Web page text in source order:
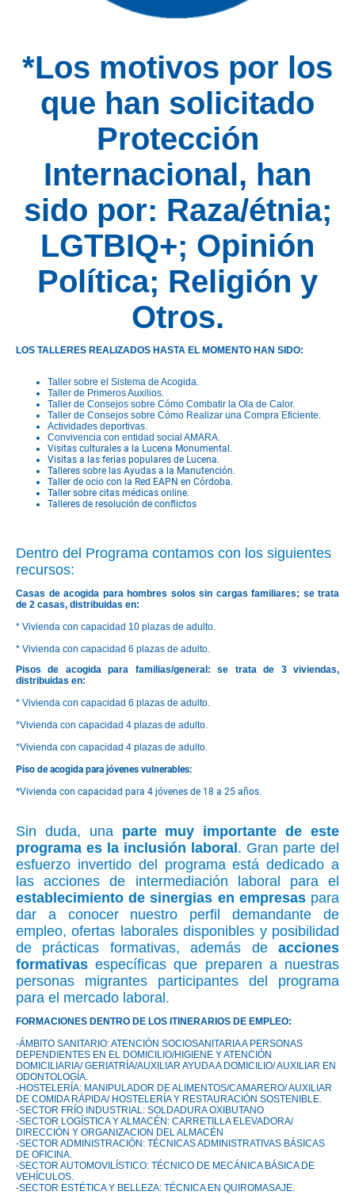
*Los motivos por los
que han solicitado
Protección
Internacional, han
sido por: Raza/étnia;
LGTBIQ+; Opinión
Política; Religión y
Otros.
LOS TALLERES REALIZADOS HASTA EL MOMENTO HAN SIDO:
Taller sobre el Sistema de Acogida.
Taller de Primeros Auxilios.
Taller de Consejos sobre Cómo Combatir la Ola de Calor.
Taller de Consejos sobre Cómo Realizar una Compra Eficiente.
Actividades deportivas.
Convivencia con entidad social AMARA.
Visitas culturales a la Lucena Monumental.
Visitas a las ferias populares de Lucena.
Talleres sobre las Ayudas a la Manutención.
Taller de ocio con la Red EAPN en Córdoba.
Taller sobre citas médicas online.
Talleres de resolución de conflictos
Dentro del Programa contamos con los siguientes
recursos:
Casas de acogida para hombres solos sin cargas familiares; se trata
de 2 casas, distribuidas en:
* Vivienda con capacidad 10 plazas de adulto.
* Vivienda con capacidad 6 plazas de adulto.
Pisos de acogida para familias/general: se trata de 3 viviendas,
distribuidas en:
* Vivienda con capacidad 6 plazas de adulto.
*Vivienda con capacidad 4 plazas de adulto.
*Vivienda con capacidad 4 plazas de adulto.
Piso de acogida para jóvenes vulnerables:
*Vivienda con capacidad para 4 jóvenes de 18 a 25 años.
Sin duda, una parte muy importante de este
programa es la inclusión laboral . Gran parte del
esfuerzo invertido del programa está dedicado a
las acciones de intermediación laboral para el
establecimiento de sinergias en empresaspara
dar a conocer nuestro perfil demandante de
empleo, ofertas laborales disponibles y posibilidad
de prácticas formativas, además de acciones
formativas específicas que preparen a nuestras
personas migrantes participantes del programa
para el mercado laboral.
FORMACIONES DENTRO DE LOS ITINERARIOS DE EMPLEO:
-ÁMBITO SANITARIO: ATENCIÓN SOCIOSANITARIA A PERSONAS
DEPENDIENTES EN EL DOMICILIO/HIGIENE Y ATENCIÓN
DOMICILIARIA/ GERIATRÍA/AUXILIAR AYUDA A DOMICILIO/ AUXILIAR EN
ODONTOLOGÍA.
-HOSTELERÍA: MANIPULADOR DE ALIMENTOS/CAMARERO/ AUXILIAR
DE COMIDA RÁPIDA/ HOSTELERÍA Y RESTAURACIÓN SOSTENIBLE.
-SECTOR FRÍO INDUSTRIAL: SOLDADURA OXIBUTANO
-SECTOR LOGÍSTICA Y ALMACÉN: CARRETILLA ELEVADORA/
DIRECCIÓN Y ORGANIZACION DEL ALMACÉN
-SECTOR ADMINISTRACIÓN: TÉCNICAS ADMINISTRATIVAS BÁSICAS
DE OFICINA.
-SECTOR AUTOMOVILÍSTICO: TÉCNICO DE MECÁNICA BÁSICA DE
VEHÍCULOS.
-SECTOR ESTÉTICA Y BELLEZA: TÉCNICA EN QUIROMASAJE.